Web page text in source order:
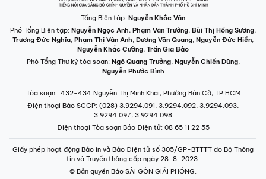
Tổng Biên tập: Nguyễn Khắc Văn
Phó Tổng Biên tập: Nguyễn Ngọc Anh, Phạm Văn Trường, Bùi Thị Hồng Sương,
Trương Đức Nghĩa, Phạm Thị Vân Anh, Dương Văn Quang, Nguyễn Đức Hiển,
Nguyễn Khắc Cường, Trần Gia Bảo
Phó Tổng Thư ký tòa soạn: Ngô Quang Trưởng, Nguyễn Chiến Dũng,
Nguyễn Phước Bình
Tòa soạn : 432-434 Nguyễn Thị Minh Khai, Phường Bàn Cờ, TP.HCM
Điện thoại Báo SGGP: (028) 3.9294.091, 3.9294.092, 3.9294.093,
3.9294.097, 3.9294.098
Điện thoại Tòa soạn Báo Điện tử: 08 65 11 22 55
Giấy phép hoạt động Báo in và Báo Điện tử số 305/GP-BTTTT do Bộ Thông
tin và Truyền thông cấp ngày 28-8-2023.
© Bản quyền Báo SÀI GÒN GIẢI PHÓNG.